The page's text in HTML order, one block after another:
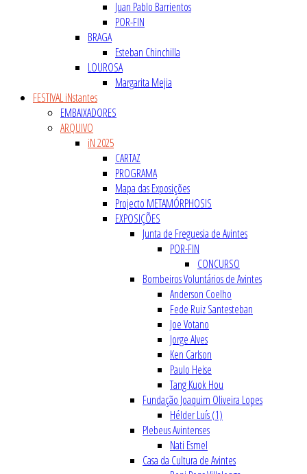
Juan Pablo Barrientos
POR-FIN
BRAGA
Esteban Chinchilla
LOUROSA
Margarita Mejia
FESTIVAL iNstantes
EMBAIXADORES
ARQUIVO
iN 2025
CARTAZ
PROGRAMA
Mapa das Exposições
Projecto METAMÓRPHOSIS
EXPOSIÇÕES
Junta de Freguesia de Avintes
POR-FIN
CONCURSO
Bombeiros Voluntários de Avintes
Anderson Coelho
Fede Ruiz Santesteban
Joe Votano
Jorge Alves
Ken Carlson
Paulo Heise
Tang Kuok Hou
Fundação Joaquim Oliveira Lopes
Hélder Luís (1)
Plebeus Avintenses
Nati Esmel
Casa da Cultura de Avintes